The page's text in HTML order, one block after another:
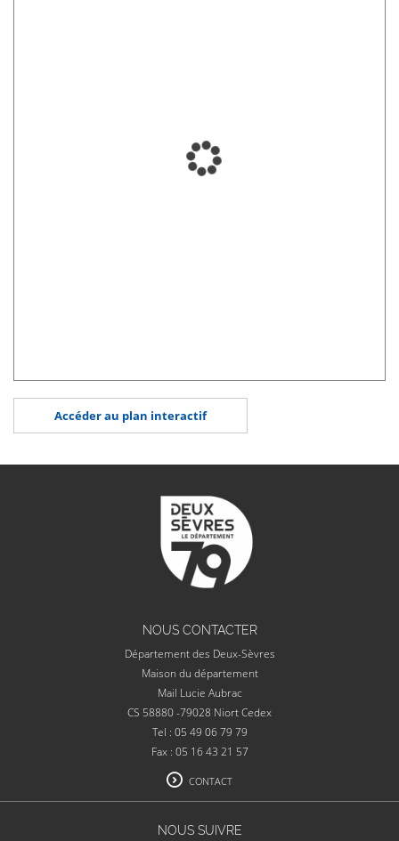
Accéder au plan interactif
NOUS CONTACTER
Département des Deux-Sèvres
Maison du département
Mail Lucie Aubrac
CS 58880 -79028 Niort Cedex
Tel : 05 49 06 79 79
Fax : 05 16 43 21 57
CONTACT
NOUS SUIVRE